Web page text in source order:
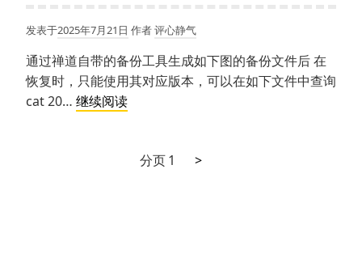
发表于2025年7月21日 作者评心静气
通过禅道自带的备份工具生成如下图的备份文件后 在
恢复时，只能使用其对应版本，可以在如下文件中查询
cat 20… 继续阅读Zentao
分页1
下
>